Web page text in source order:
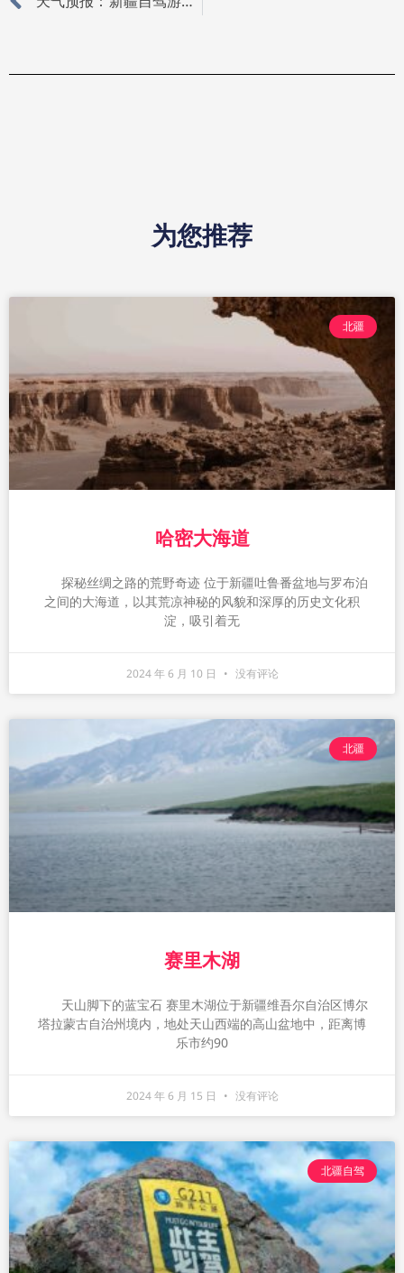
为您推荐
北疆
哈密大海道
探秘丝绸之路的荒野奇迹 位于新疆吐鲁番盆地与罗布泊
之间的大海道，以其荒凉神秘的风貌和深厚的历史文化积
淀，吸引着无
2024 年 6 月 10 日 没有评论
北疆
赛里木湖
天山脚下的蓝宝石 赛里木湖位于新疆维吾尔自治区博尔
塔拉蒙古自治州境内，地处天山西端的高山盆地中，距离博
乐市约90
2024 年 6 月 15 日 没有评论
北疆自驾